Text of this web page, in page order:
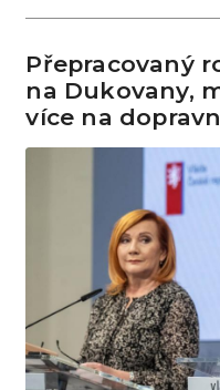
Přepracovaný
na Dukovany,
více na